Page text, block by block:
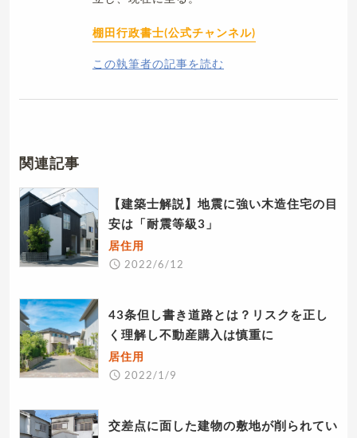
棚田行政書士(公式チャンネル)
この執筆者の記事を読む
関連記事
【建築士解説】地震に強い木造住宅の目
安は「耐震等級3」
居住用
2022/6/12
43条但し書き道路とは？リスクを正し
く理解し不動産購入は慎重に
居住用
2022/1/9
交差点に面した建物の敷地が削られてい